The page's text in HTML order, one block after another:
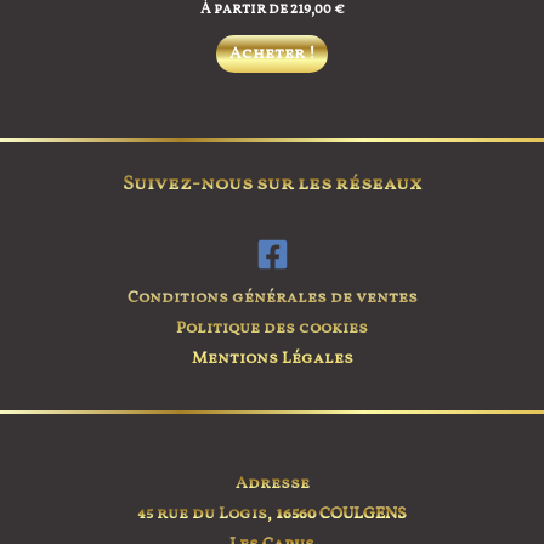
À partir de219,00€
Acheter !
Ce
Les
page
Suivez-nous sur les réseaux
Conditions générales de ventes
Politique des cookies
Mentions Légales
Adresse
45 rue du Logis, 16560 COULGENS